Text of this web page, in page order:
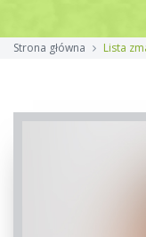
Strona główna Lista